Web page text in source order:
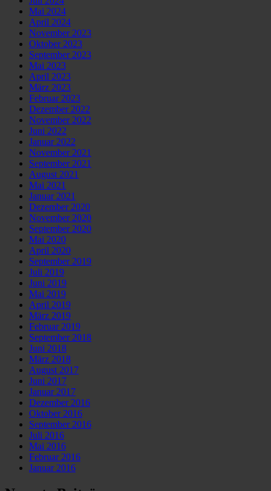
Mai 2024
April 2024
November 2023
Oktober 2023
September 2023
Mai 2023
April 2023
März 2023
Februar 2023
Dezember 2022
November 2022
Juni 2022
Januar 2022
November 2021
September 2021
August 2021
Mai 2021
Januar 2021
Dezember 2020
November 2020
September 2020
Mai 2020
April 2020
September 2019
Juli 2019
Juni 2019
Mai 2019
April 2019
März 2019
Februar 2019
September 2018
Juni 2018
März 2018
August 2017
Juni 2017
Januar 2017
Dezember 2016
Oktober 2016
September 2016
Juli 2016
Mai 2016
Februar 2016
Januar 2016